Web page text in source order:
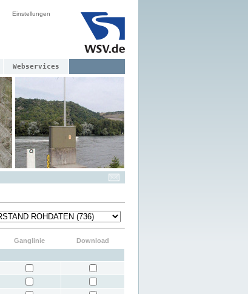
Einstellungen
Webservices
Ganglinie
Download